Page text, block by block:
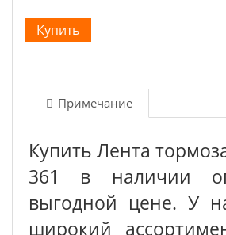
Примечание
Купить Лента
361 в наличии
выгодной цене. У
широкий